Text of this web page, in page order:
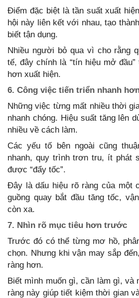
Điểm đặc biệt là tần suất xuất
hội này liên kết với nhau, tạo
biết tận dụng.
Nhiều người bỏ qua vì cho rằng
tế, đây chính là “tín hiệu mở
hơn xuất hiện.
6. Công việc tiến triển nhanh
Những việc từng mất nhiều thời
nhanh chóng. Hiệu suất tăng lên
nhiều về cách làm.
Các yếu tố bên ngoài cũng
nhanh, quy trình trơn tru, ít phát
được “đẩy tốc”.
Đây là dấu hiệu rõ ràng của một
guồng quay bắt đầu tăng tốc,
còn xa.
7. Nhìn rõ mục tiêu hơn trước
Trước đó có thể từng mơ hồ,
chọn. Nhưng khi vận may sắp
ràng hơn.
Biết mình muốn gì, cần làm gì, và
ràng này giúp tiết kiệm thời gian